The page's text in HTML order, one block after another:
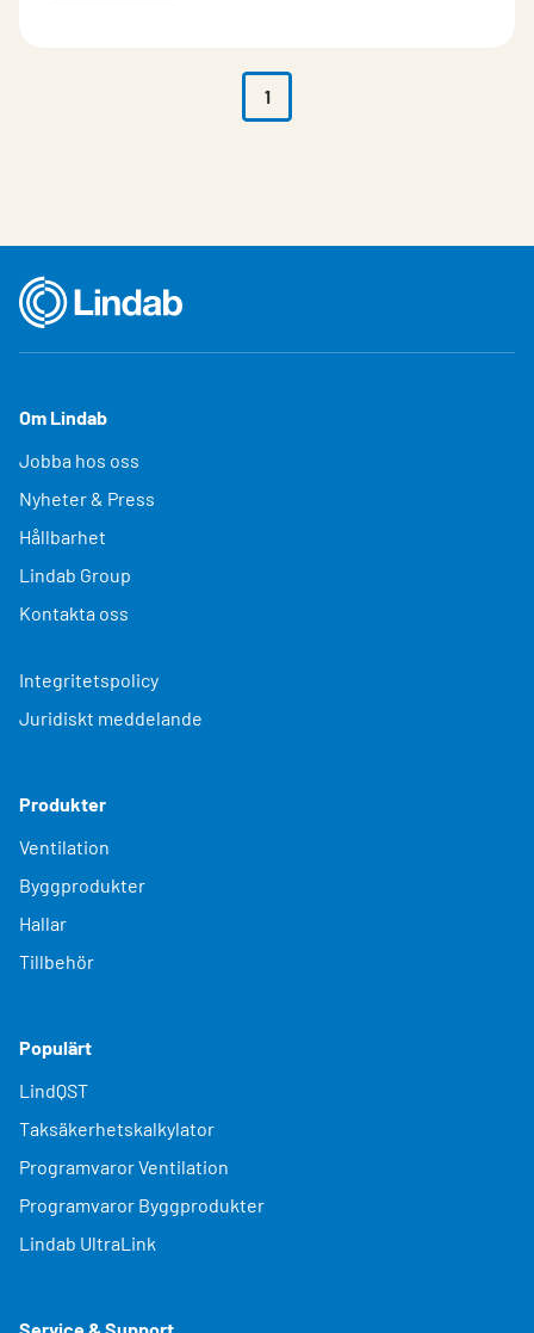
1
Om Lindab
Jobba hos oss
Nyheter & Press
Hållbarhet
Lindab Group
Kontakta oss
Integritetspolicy
Juridiskt meddelande
Produkter
Ventilation
Byggprodukter
Hallar
Tillbehör
Populärt
LindQST
Taksäkerhetskalkylator
Programvaror Ventilation
Programvaror Byggprodukter
Lindab UltraLink